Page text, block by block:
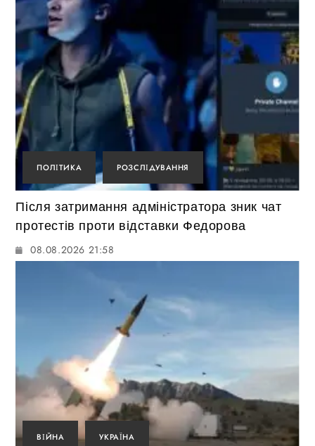
ПОЛІТИКА РОЗСЛІДУВАННЯ
Після затримання адміністратора зник чат
протестів проти відставки Федорова
08.08.2026 21:58
ВІЙНА УКРАЇНА